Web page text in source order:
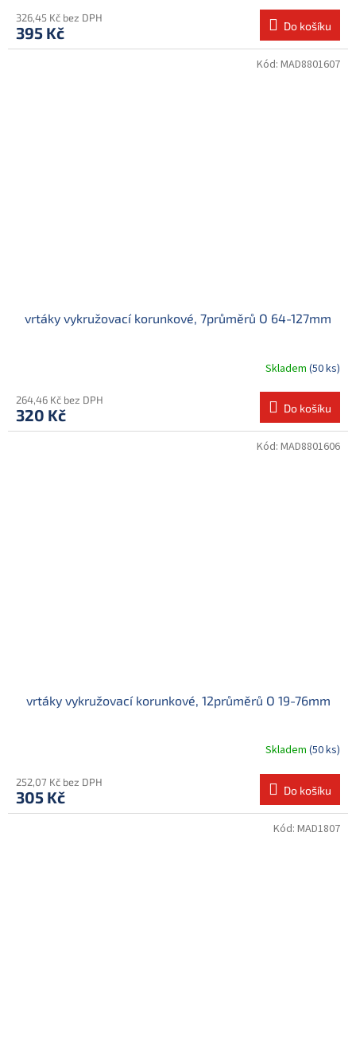
326,45 Kč bez DPH
395 Kč Do košíku
vrtáky vykružovací korunkové, 7průměrů O 64-127mm
Skladem (50 ks)
264,46 Kč bez DPH
320 Kč Do košíku
Kód: MAD8801607
vrtáky vykružovací korunkové, 12průměrů O 19-76mm
Skladem (50 ks)
252,07 Kč bez DPH
305 Kč Do košíku
Kód: MAD8801606
Kód: MAD1807